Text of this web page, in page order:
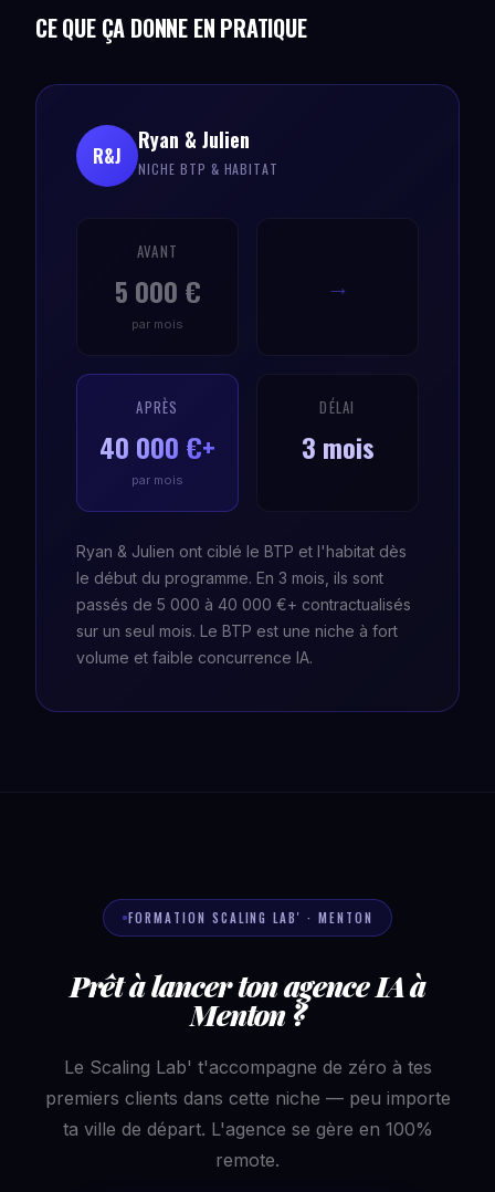
CE QUE ÇA DONNE EN PRATIQUE
R&J
Ryan & Julien
NICHE BTP & HABITAT
AVANT
5 000 €
par mois
→
APRÈS
40 000 €+
par mois
DÉLAI
3 mois
Ryan & Julien ont ciblé le BTP et l'habitat dès
le début du programme. En 3 mois, ils sont
passés de 5 000 à 40 000 €+ contractualisés
sur un seul mois. Le BTP est une niche à fort
volume et faible concurrence IA.
FORMATION SCALING LAB' · MENTON
Prêt à lancer ton agence IA à
Menton ?
Le Scaling Lab' t'accompagne de zéro à tes
premiers clients dans cette niche — peu importe
ta ville de départ. L'agence se gère en 100%
remote.